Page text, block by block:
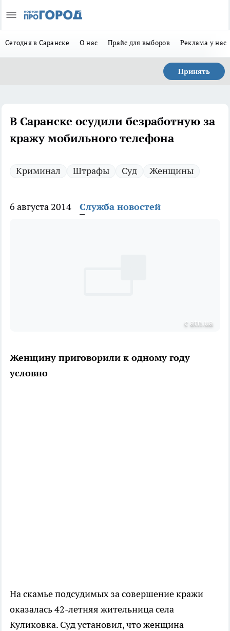
Сегодня в Саранске О нас Прайс для выборов Реклама у нас
Принять
В Саранске осудили безработную за
кражу мобильного телефона
Криминал Штрафы Суд Женщины
6 августа 2014 Служба новостей
с atn.ua
Женщину приговорили к одному году
условно
На скамье подсудимых за совершение кражи
оказалась 42-летняя жительница села
Куликовка. Суд установил, что женщина